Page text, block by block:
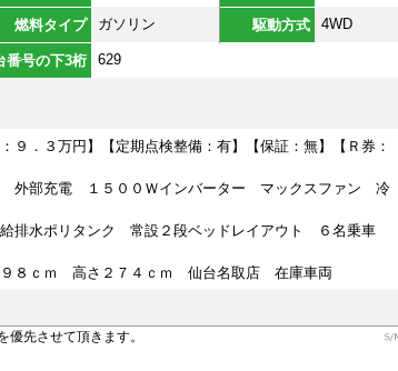
燃料タイプ ガソリン 駆動方式 4WD
番号の下3桁 629
９．３万円】【定期点検整備：有】【保証：無】【Ｒ券：
外部充電 １５００Ｗインバーター マックスファン 冷
排水ポリタンク 常設２段ベッドレイアウト ６名乗車
８ｃｍ 高さ２７４ｃｍ 仙台名取店 在庫車両
先させて頂きます。